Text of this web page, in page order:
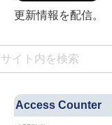
更新情報を配信。
Access Counter